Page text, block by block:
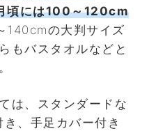
頃には100～120cm
140cmの大判サイズ
もバスタオルなどと
は、スタンダードな
、手足カバー付き